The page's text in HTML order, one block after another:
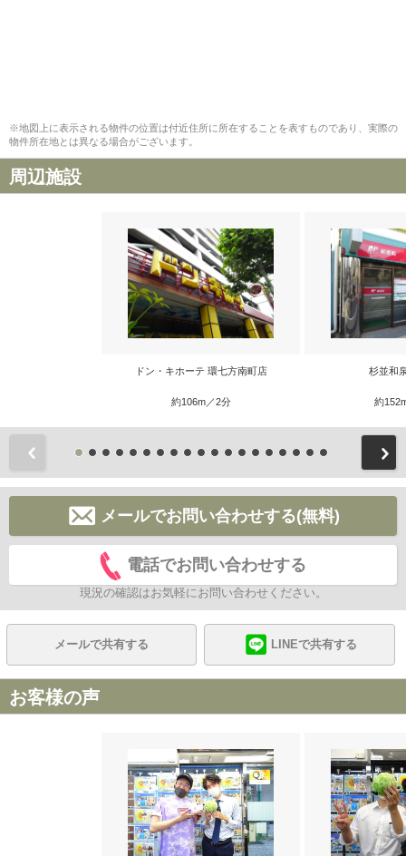
※地図上に表示される物件の位置は付近住所に所在することを表すものであり、実際の
物件所在地とは異なる場合がございます。
周辺施設
ドン・キホーテ 環七方南町店
約106m／2分
杉並和
約
メールでお問い合わせする(無料)
電話でお問い合わせする
現況の確認はお気軽にお問い合わせください。
メールで共有する LINEで共有する
お客様の声